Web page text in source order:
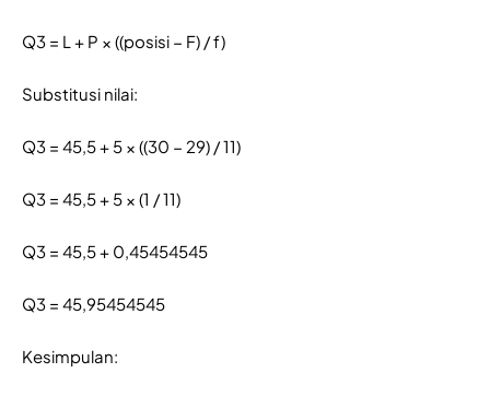
Q3 = L + P × ((posisi − F) / f)
Substitusi nilai:
Q3 = 45,5 + 5 × ((30 − 29) / 11)
Q3 = 45,5 + 5 × (1 / 11)
Q3 = 45,5 + 0,45454545
Q3 = 45,95454545
Kesimpulan: